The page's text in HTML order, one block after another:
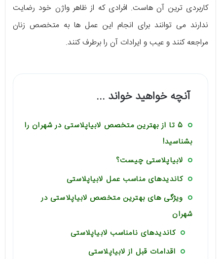
کاربردی ترین آن هاست. افرادی که از ظاهر واژن خود رضایت
ندارند می توانند برای انجام این عمل ها به متخصص زنان
مراجعه کنند و عیب و ایرادات آن را برطرف کنند.
آنچه خواهید خواند ...
5 تا از بهترین متخصص لابیاپلاستی در شهران را
بشناسید!
لابیاپلاستی چیست؟
کاندیدهای مناسب عمل لابیاپلاستی
ویژگی های بهترین متخصص لابیاپلاستی در
شهران
کاندیدهای نامناسب لابیاپلاستی
اقدامات قبل از لابیاپلاستی